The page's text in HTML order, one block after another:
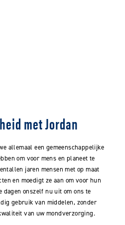
met Jordan
allemaal een gemeenschappelijke
om voor mens en planeet te
jaren mensen met op maat
en moedigt ze aan om voor hun
dagen onszelf nu uit om ons te
gebruik van middelen, zonder
van uw mondverzorging.